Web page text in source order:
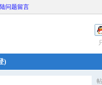
问题留言
)